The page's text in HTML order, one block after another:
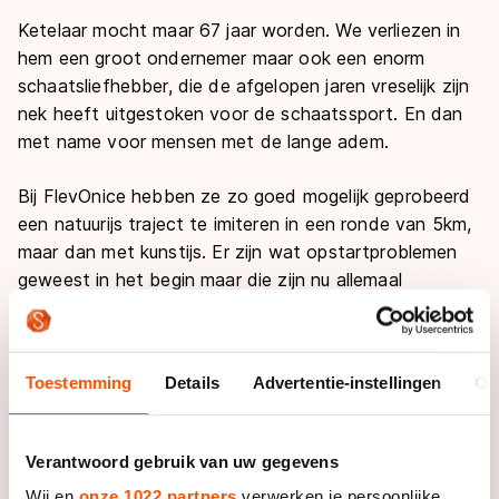
Toestemming Details Advertentie-instellingen
Verantwoord gebruik van uw gegevens
Ketelaar mocht maar 67 jaar worden. We verliezen in
hem een groot ondernemer maar ook een enorm
schaatsliefhebber, die de afgelopen jaren vreselijk zijn
nek heeft uitgestoken voor de schaatssport. En dan
met name voor mensen met de lange adem.
Bij FlevOnice hebben ze zo goed mogelijk geprobeerd
een natuurijs traject te imiteren in een ronde van 5km,
maar dan met kunstijs. Er zijn wat opstartproblemen
geweest in het begin maar die zijn nu allemaal
verholpen. Nu ligt er een stabiele ijsvloer van goede
kwaliteit.
Menigeen had de stekker er uitgetrokken na alle kritiek
die er was, maar door het doorzettingsvermogen van
en ik kan maar één ding zeggen: probeer het een keer